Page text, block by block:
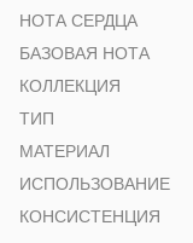
НОТА СЕРДЦА
БАЗОВАЯ НОТА
КОЛЛЕКЦИЯ
ТИП
МАТЕРИАЛ
ИСПОЛЬЗОВАНИЕ
КОНСИСТЕНЦИЯ